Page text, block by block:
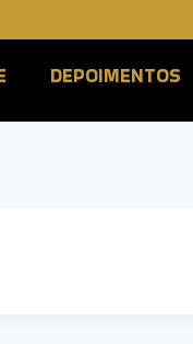
DEPOIMENTOS